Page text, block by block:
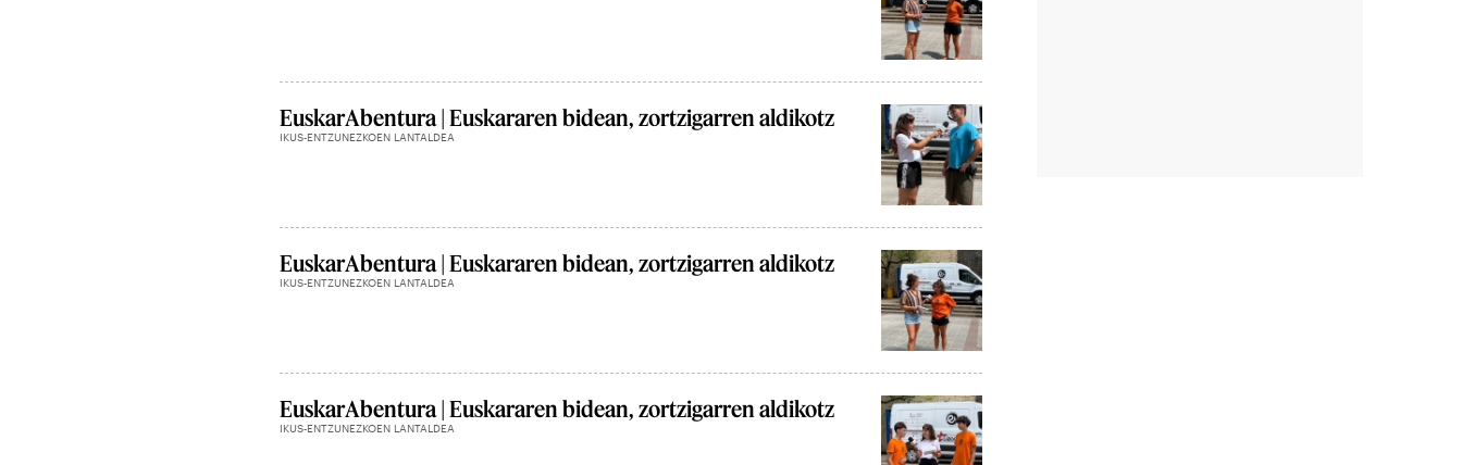
EuskarAbentura | Euskararen bidean, zortzigarren aldikotz
IKUS-ENTZUNEZKOEN LANTALDEA
EuskarAbentura | Euskararen bidean, zortzigarren aldikotz
IKUS-ENTZUNEZKOEN LANTALDEA
EuskarAbentura | Euskararen bidean, zortzigarren aldikotz
IKUS-ENTZUNEZKOEN LANTALDEA